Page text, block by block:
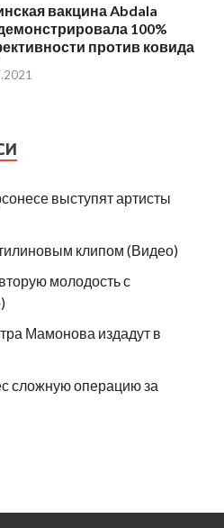
вакцина Abdala
100%
против ковида
выступят артисты
клипом (Видео)
молодость с
Мамонова издадут в
сложную операцию за